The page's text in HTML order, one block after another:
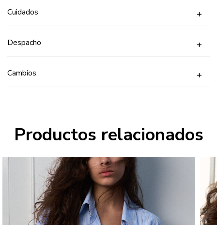
Cuidados
Despacho
Cambios
Productos relacionados